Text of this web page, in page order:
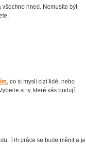
hned. Nemusíte být
, co si myslí cizí lidé, nebo
si ty, které vás budují.
Trh práce se bude měnit a je